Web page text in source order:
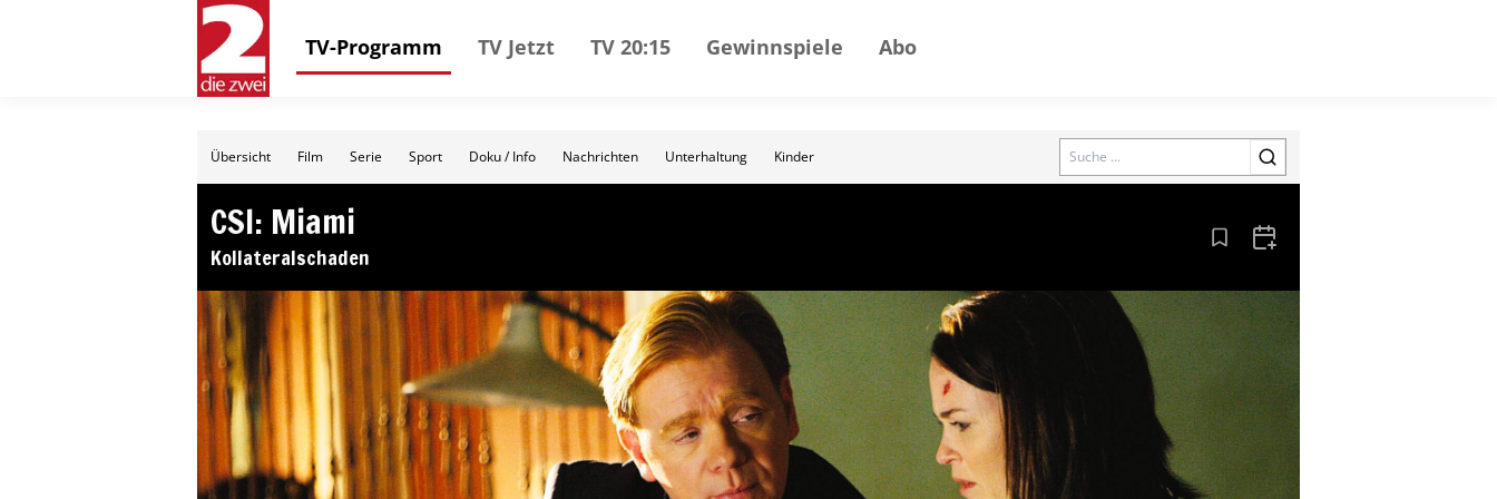
TV-Programm TV Jetzt TV 20:15 Gewinnspiele Abo
Übersicht Film Serie Sport Doku / Info Nachrichten Unterhaltung Kinder Search
CSI: Miami
Kollateralschaden Aus den Lesezeichen entfernen
Zum Kalender hinzufügen